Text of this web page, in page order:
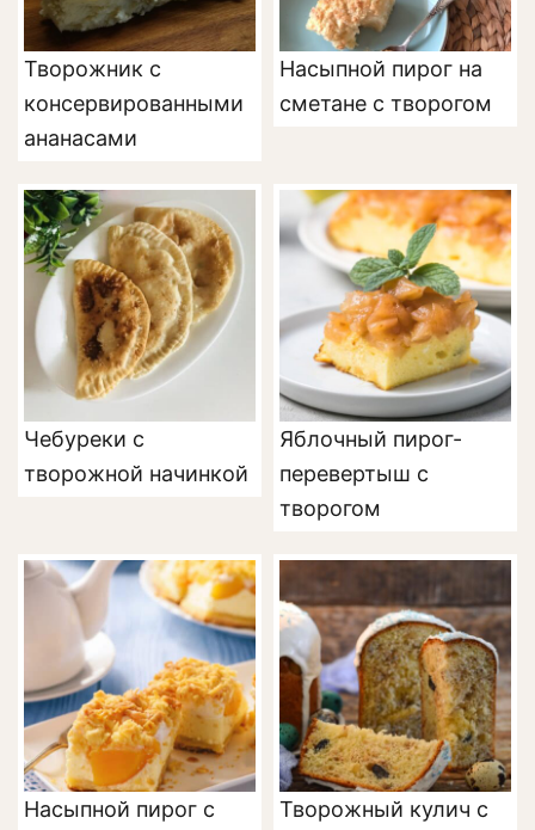
Творожник с
консервированными
ананасами
Насыпной пирог на
сметане с творогом
Чебуреки с
творожной начинкой
Яблочный пирог-
перевертыш с
творогом
Насыпной пирог с
Творожный кулич с